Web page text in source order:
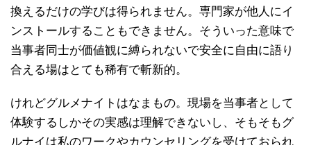
換えるだけの学びは得られません。専門家が他人にイ
ンストールすることもできません。そういった意味で
当事者同士が価値観に縛られないで安全に自由に語り
合える場はとても稀有で斬新的。
けれどグルメナイトはなまもの。現場を当事者として
体験するしかその実感は理解できないし、そもそもグ
ルナイは私のワークやカウンセリングを受けておられ